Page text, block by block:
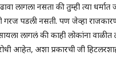
लागला नसता की तुम्ही त्या
पडली नसती. पण जेव्हा
लागलं की काही लोकांना
आहेत, अशा प्रकारची जी